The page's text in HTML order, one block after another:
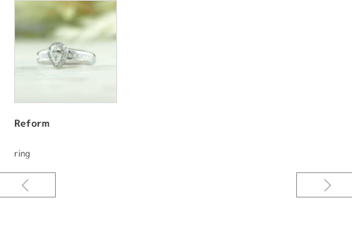
素材：プラチナ900
サイズ：トップ幅約9mm アーム幅約5mm
加工：鏡面仕上げ
宝石：ダイアモンド
インですがセンターのダイアモンドを取り巻いている台座が高すぎるので低
くして使いやすくしたいとのご相談。加工して低くすることも検討しました
が、仕上がりが綺麗にならないので同じデザインで台座を低くリフォームし
ました。センターのダイアモンドがぎりぎり留まる高さにして、サイドのダ
Reform
ring